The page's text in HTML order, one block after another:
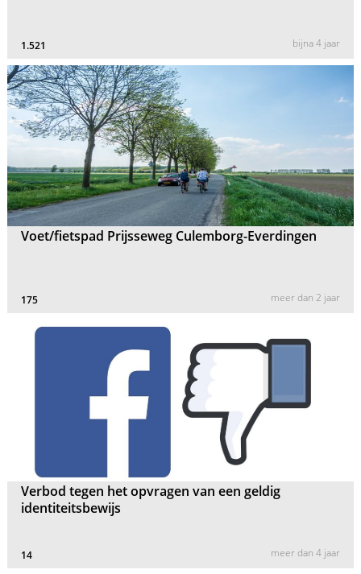
1.521 bijna 4 jaar
Voet/fietspad Prijsseweg Culemborg-Everdingen
175 meer dan 2 jaar
Verbod tegen het opvragen van een geldig
identiteitsbewijs
14 meer dan 4 jaar